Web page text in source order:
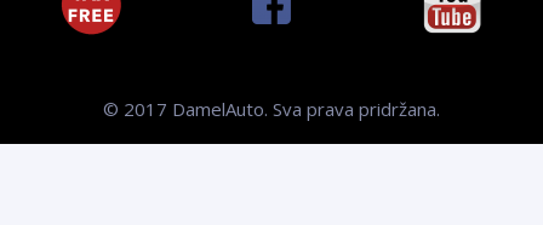
© 2017 DamelAuto. Sva prava pridržana.